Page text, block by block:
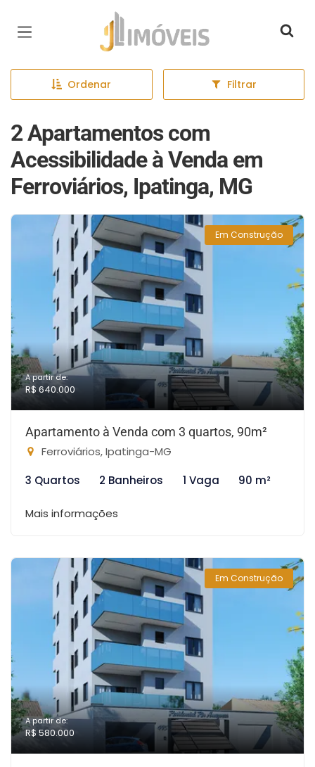
Página inicial
Ordenar Filtrar
2 Apartamentos com
Acessibilidade à Venda em
Ferroviários, Ipatinga, MG
Em Construção
A partir de:
R$ 640.000
Apartamento à Venda com 3 quartos, 90m²
Ferroviários, Ipatinga-MG
3 Quartos
2 Banheiros 1 Vaga 90 m²
Mais informações
Em Construção
A partir de:
R$ 580.000